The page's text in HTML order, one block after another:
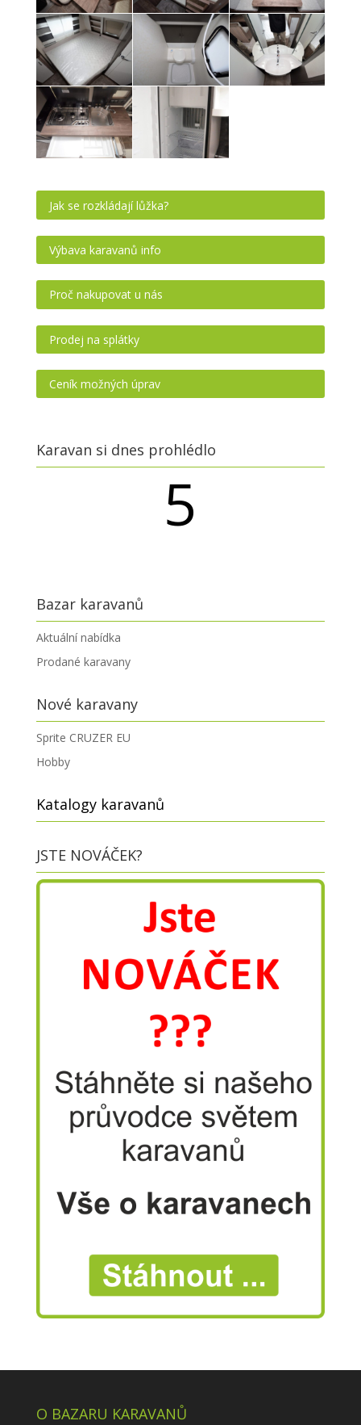
Jak se rozkládají lůžka?
Výbava karavanů info
Proč nakupovat u nás
Prodej na splátky
Ceník možných úprav
Karavan si dnes prohlédlo
5
Bazar karavanů
Aktuální nabídka
Prodané karavany
Nové karavany
Sprite CRUZER EU
Hobby
Katalogy karavanů
JSTE NOVÁČEK?
O BAZARU KARAVANŮ